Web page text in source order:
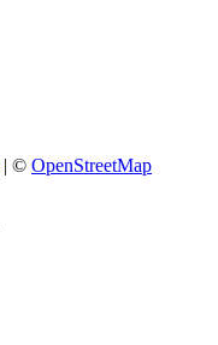
| © OpenStreetMap